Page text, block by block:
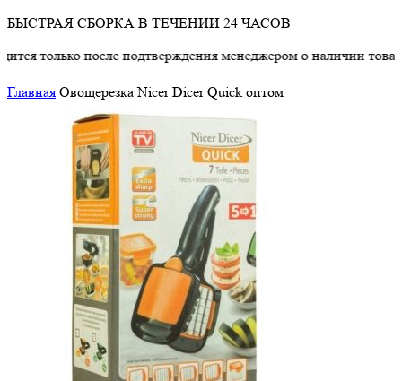
БЫСТРАЯ СБОРКА В ТЕЧЕНИИ 24 ЧАСОВ
после подтверждения менеджером о наличии товара.
Главная Овощерезка Nicer Dicer Quick оптом